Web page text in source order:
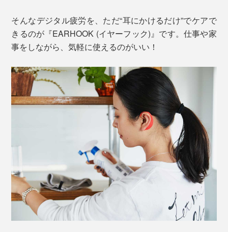
そんなデジタル疲労を、ただ“耳にかけるだけ”でケアで
きるのが『EARHOOK (イヤーフック)』です。仕事や家
事をしながら、気軽に使えるのがいい！